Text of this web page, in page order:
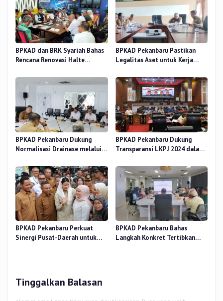
BPKAD dan BRK Syariah Bahas
Rencana Renovasi Halte
BPKAD Pekanbaru Pastikan
Legalitas Aset untuk Kerja
BPKAD Pekanbaru Dukung
Normalisasi Drainase melalui
BPKAD Pekanbaru Dukung
Transparansi LKPJ 2024 dalam
BPKAD Pekanbaru Perkuat
Sinergi Pusat-Daerah untuk
BPKAD Pekanbaru Bahas
Langkah Konkret Tertibkan
Tinggalkan Balasan